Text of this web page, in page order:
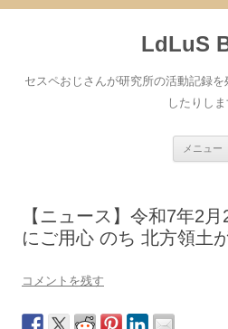
へ
ス
LdLuS
セスペおじさんが研究所の活動記録
したりしま
メニュー
【ニュース】令和7年2
にご用心 のち 北方領土
コメントを残す